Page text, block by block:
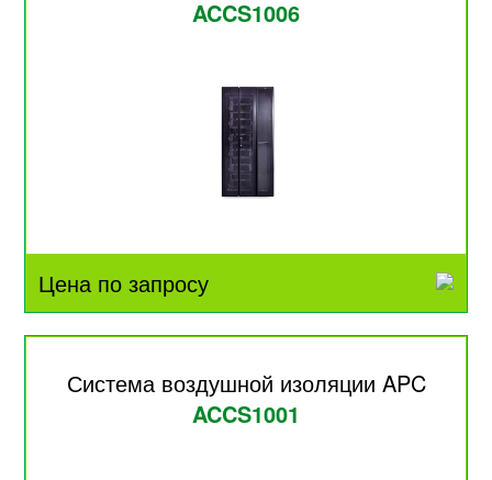
ACCS1006
Цена по запросу
Система воздушной изоляции APC
ACCS1001